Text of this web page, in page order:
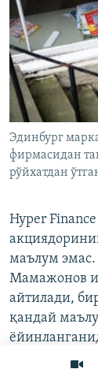
Эдинбург
фирмасидан
рўйхатдан
Hyper
маълум
Мамажонов
айтилади,
қандай
Group’даги